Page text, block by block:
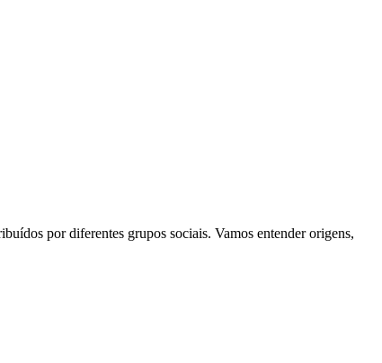
por diferentes grupos sociais. Vamos entender origens,